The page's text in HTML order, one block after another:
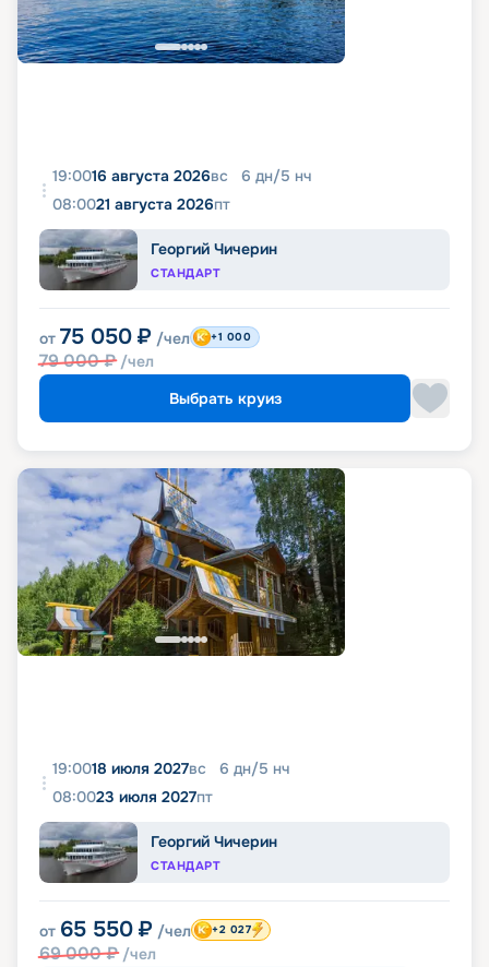
19:0016 августа 2026вс 6 дн/5 нч
08:0021 августа 2026пт
Георгий Чичерин
СТАНДАРТ
от 75 050 ₽ /чел
79 000₽ /чел
+1 000
Выбрать круиз
19:0018 июля 2027вс 6 дн/5 нч
08:0023 июля 2027пт
Георгий Чичерин
СТАНДАРТ
от 65 550 ₽ /чел
69 000₽ /чел
+2 027